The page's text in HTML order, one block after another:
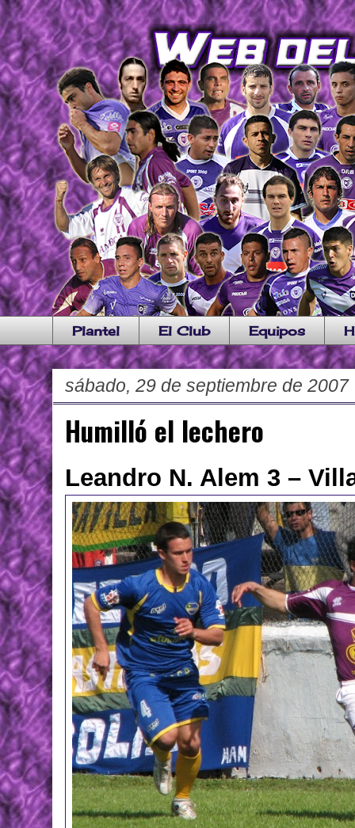
Plantel El Club Equipos
sábado, 29 de septiembre de 2007
Humilló el lechero
Leandro N. Alem 3 –